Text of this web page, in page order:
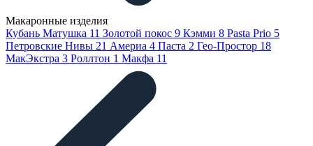
Макаронные изделия
Кубань Матушка 11 Золотой покос 9 Кэмми 8 Pasta Prio 5
Петровские Нивы 21 Америа 4 Паста 2 Гео-Простор 18
МакЭкстра 3 Роллтон 1 Макфа 11